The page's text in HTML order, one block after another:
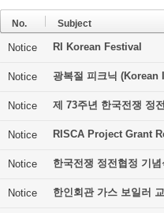
No. Subject
Notice RI Korean Festival
Notice 광복절 피크닉
Notice 제 73주년 한국전쟁 정
Notice RISCA Project Grant
Notice 한국전쟁 정전협정 기념
Notice 한인회관 가스 보일러